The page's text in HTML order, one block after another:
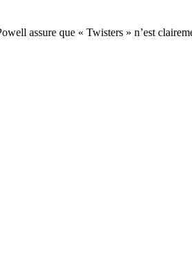
assure que « Twisters » n’est